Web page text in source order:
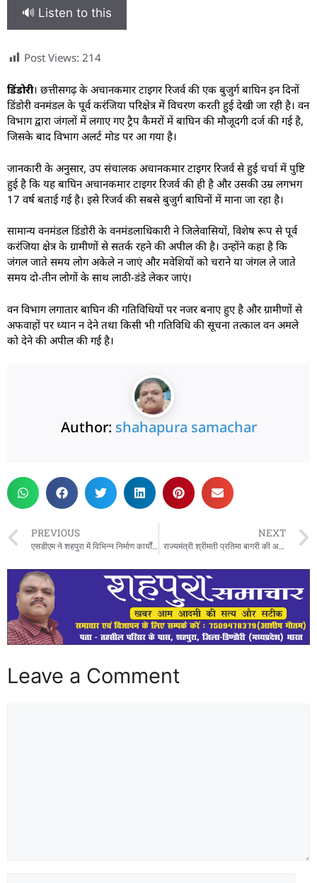
🔊 Listen to this
Post Views: 214
डिंडोरी। छत्तीसगढ़ के अचानकमार टाइगर रिजर्व की एक बुजुर्ग बाघिन इन दिनों
डिंडोरी वनमंडल के पूर्व करंजिया परिक्षेत्र में विचरण करती हुई देखी जा रही है। वन
विभाग द्वारा जंगलों में लगाए गए ट्रैप कैमरों में बाघिन की मौजूदगी दर्ज की गई है,
जिसके बाद विभाग अलर्ट मोड पर आ गया है।
जानकारी के अनुसार, उप संचालक अचानकमार टाइगर रिजर्व से हुई चर्चा में पुष्टि
हुई है कि यह बाघिन अचानकमार टाइगर रिजर्व की ही है और उसकी उम्र लगभग
17 वर्ष बताई गई है। इसे रिजर्व की सबसे बुजुर्ग बाघिनों में माना जा रहा है।
सामान्य वनमंडल डिंडोरी के वनमंडलाधिकारी ने जिलेवासियों, विशेष रूप से पूर्व
करंजिया क्षेत्र के ग्रामीणों से सतर्क रहने की अपील की है। उन्होंने कहा है कि
जंगल जाते समय लोग अकेले न जाएं और मवेशियों को चराने या जंगल ले जाते
समय दो-तीन लोगों के साथ लाठी-डंडे लेकर जाएं।
वन विभाग लगातार बाघिन की गतिविधियों पर नजर बनाए हुए है और ग्रामीणों से
अफवाहों पर ध्यान न देने तथा किसी भी गतिविधि की सूचना तत्काल वन अमले
को देने की अपील की गई है।
Author: shahapura samachar
PREVIOUS
एसडीएम ने शहपुरा में विभिन्न निर्माण कार्यों का किया निरीक्षण,संबंधित अधिकारियों को आवश्यक दिशा निर्देश दिए
NEXT
राज्यमंत्री श्रीमती प्रतिमा बागरी की अध्यक्षता में जिले के विकास कार्यो की आयोजित हुई समीक्षा बैठक
Leave a Comment